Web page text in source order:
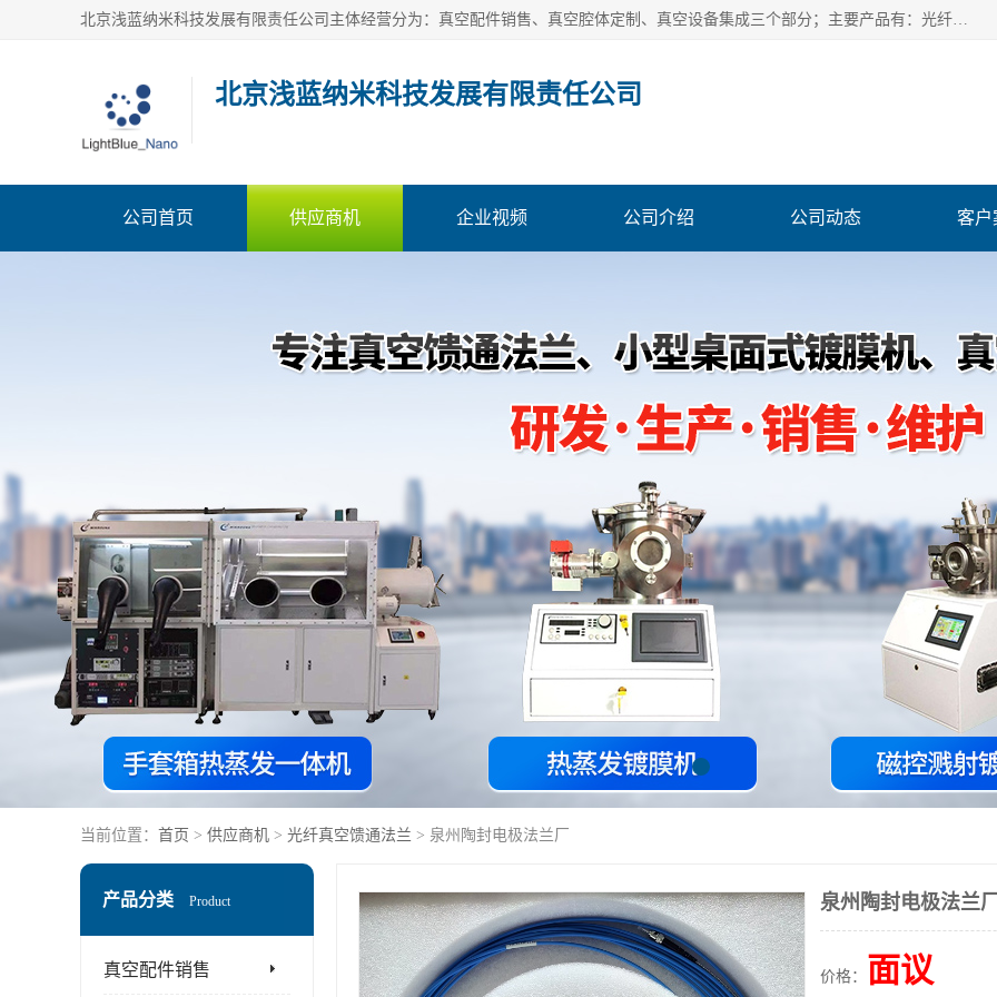
北京浅蓝纳米科技发展有限责任公司主体经营分为：真空配件销售、真空腔体定制、真空设备集成三个部分；主要产品有：光纤真空馈通法兰、光纤真空法兰、光纤法兰、低损耗光纤真空法兰；源瓶、ALD源瓶、MO源瓶、CVD源瓶、50ml源瓶现货、隔膜阀、波纹管密封阀；真空航插电极法兰、电极法兰、真空法兰、信号法兰、陶封电极法兰、D型真空电极；真空腔体定制、磁控溅射、热蒸发镀膜机、PE-CVD、ALD；
北京浅蓝纳米科技发展有限责任公司
公司首页 供应商机 企业视频 公司介绍 公司动态 客户
当前位置： 首页 > 供应商机 > 光纤真空馈通法兰 > 泉州陶封电极法兰厂
产品分类 Product
真空配件销售
泉州陶封电极法兰
价格： 面议